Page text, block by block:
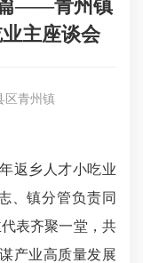
篇——青州镇
主座谈会
区青州镇
返乡人才小吃业
、镇分管负责同
表齐聚一堂，共
产业高质量发展